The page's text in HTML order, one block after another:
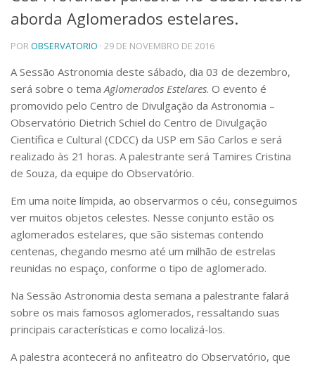
Telefones e Mapas
Pessoas
Ensino
Graduação
Pós-Graduação
Educação a distância
Cursos de Extensão
Pesquisa e Inovação
Linhas de Pesquisa
Centros, Núcleos e Projetos em Rede
Iniciação Científica
Transferência de Tecnologia
Empresas Juniores
Extensão à Comunidade
Projetos, Programas e Cursos
Museus e Espaços Interativos
Apoio ao Estudante
aborda Aglomerados estelares.
POROBSERVATORIO · 29 DE NOVEMBRO DE 2016
A Sessão Astronomia deste sábado, dia 03 de dezembro,
será sobre o tema Aglomerados Estelares. O evento é
promovido pelo Centro de Divulgação da Astronomia –
Observatório Dietrich Schiel do Centro de Divulgação
Científica e Cultural (CDCC) da USP em São Carlos e será
realizado às 21 horas. A palestrante será Tamires Cristina
de Souza, da equipe do Observatório.
Em uma noite límpida, ao observarmos o céu, conseguimos
ver muitos objetos celestes. Nesse conjunto estão os
aglomerados estelares, que são sistemas contendo
centenas, chegando mesmo até um milhão de estrelas
reunidas no espaço, conforme o tipo de aglomerado.
Na Sessão Astronomia desta semana a palestrante falará
sobre os mais famosos aglomerados, ressaltando suas
principais características e como localizá-los.
A palestra acontecerá no anfiteatro do Observatório, que